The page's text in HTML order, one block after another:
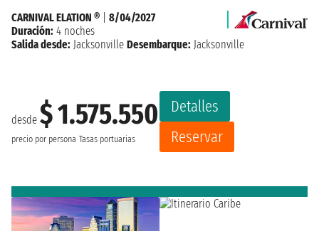
desde $ 1.575.550
precio por persona Tasas portuarias
Detalles
Reservar
CARNIVAL ELATION ®
8/04/2027
Duración: 4 noches
Salida desde: Jacksonville Desembarque: Jacksonville